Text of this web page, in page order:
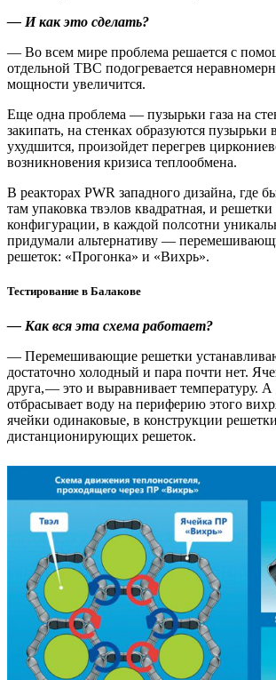
— И как это сделать?
— Во всем мире проблема решается с
отдельной ТВС подогревается
мощности увеличится.
Еще одна проблема — ​пузырьки газа на
закипать, на стенках образуются
ухудшится, произойдет перегрев
возникновения кризиса теплообмена.
В реакторах PWR западного дизайна,
там упаковка твэлов квадратная, и
конфигурации, в каждой полсотни
придумали альтернативу —
решеток: «Прогонка» и «Вихрь».
Тестирование в Балакове
— Как вся эта схема работает?
— Перемешивающие решетки
достаточно холодный и пара почти нет.
друга, — ​это и выравнивает температуру.
отбрасывает воду на периферию этого
ячейки одинаковые, в конструкции
дистанционирующих решеток.